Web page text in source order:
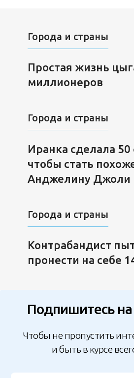
Города и страны
Простая жизнь
миллионеров
Города и страны
Иранка сделала
чтобы стать
Анджелину Джоли
Города и страны
Контрабандист
пронести на себе
Подпишитесь на
Чтобы не пропустить
и быть в курсе